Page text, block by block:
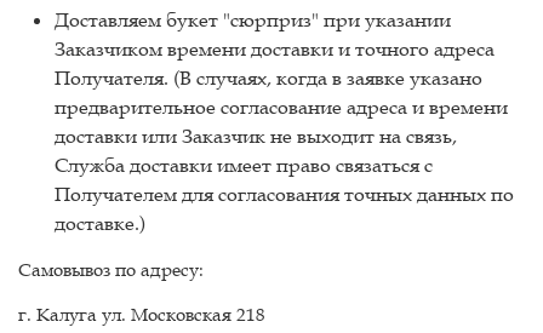
Доставляем букет "сюрприз" при указании
Заказчиком времени доставки и точного адреса
Получателя. (В случаях, когда в заявке указано
предварительное согласование адреса и времени
доставки или Заказчик не выходит на связь,
Служба доставки имеет право связаться с
Получателем для согласования точных данных по
доставке.)
Самовывоз по адресу:
г. Калуга ул. Московская 218